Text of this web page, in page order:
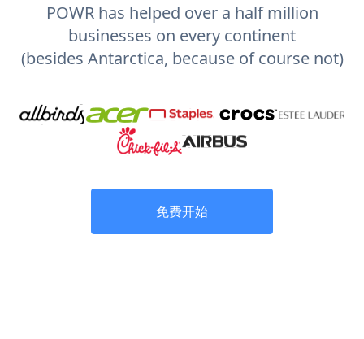
POWR has helped over a half million
businesses on every continent
(besides Antarctica, because of course not)
免费开始